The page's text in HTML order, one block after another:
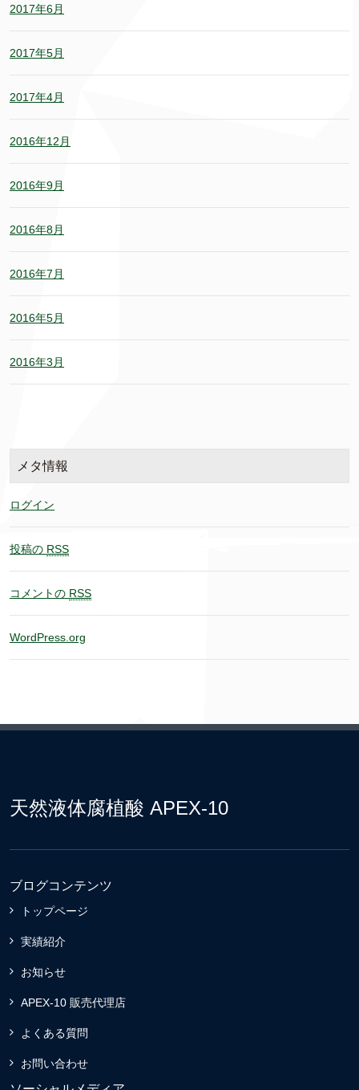
2017年6月
2017年5月
2017年4月
2016年12月
2016年9月
2016年8月
2016年7月
2016年5月
2016年3月
メタ情報
ログイン
投稿の RSS
コメントの RSS
WordPress.org
天然液体腐植酸 APEX-10
ブログコンテンツ
トップページ
実績紹介
お知らせ
APEX-10 販売代理店
よくある質問
お問い合わせ